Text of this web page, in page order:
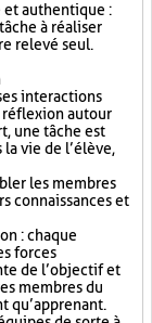
et authentique :
à réaliser
relevé seul.
interactions
réflexion autour
une tâche est
vie de l’élève,
les membres
connaissances et
: chaque
forces
de l’objectif et
membres du
qu’apprenant.